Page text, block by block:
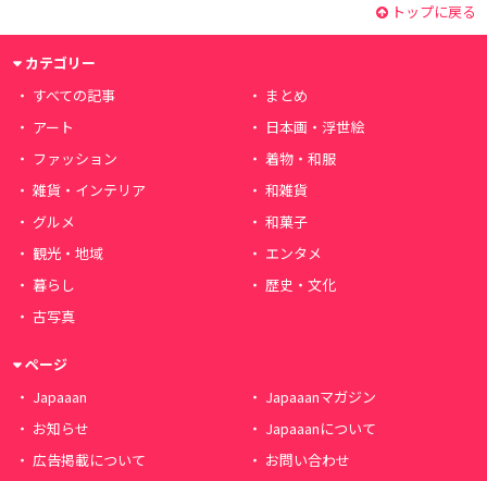
トップに戻る
カテゴリー
すべての記事
まとめ
アート
日本画・浮世絵
ファッション
着物・和服
雑貨・インテリア
和雑貨
グルメ
和菓子
観光・地域
エンタメ
暮らし
歴史・文化
古写真
ページ
Japaaan
Japaaanマガジン
お知らせ
Japaaanについて
広告掲載について
お問い合わせ